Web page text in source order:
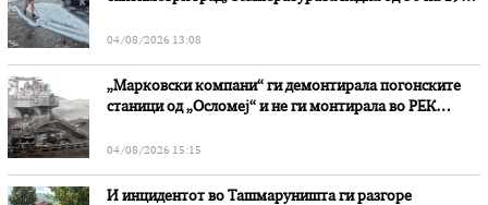
04/08/2026 13:08
„Марковски компани“ ги демонтирала погонските
станици од „Осломеј“ и не ги монтирала во РЕК
04/08/2026 15:15
И инцидентот во Ташмаруништa ги разгоре